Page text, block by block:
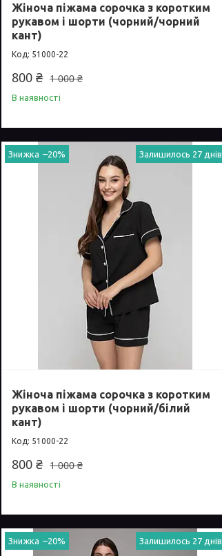
Жіноча піжама сорочка з коротким
рукавом і шорти (чорний/чорний
кант)
51000-22
1 000 ₴
800 ₴
В наявності
–20% Залишилось 27 днів
Жіноча піжама сорочка з коротким
рукавом і шорти (чорний/білий
кант)
51000-22
1 000 ₴
800 ₴
В наявності
–20% Залишилось 27 днів